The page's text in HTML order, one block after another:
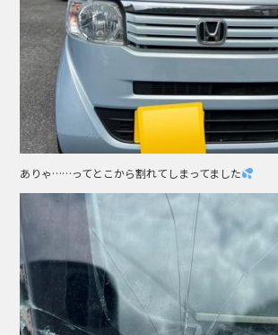
ありゃ……ってとこから割れてしまってました